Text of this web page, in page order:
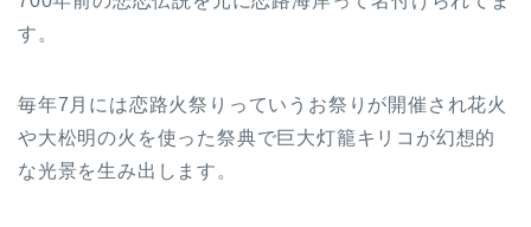
す。
毎年7月には恋路火祭りっていうお祭りが開催され花火
や大松明の火を使った祭典で巨大灯籠キリコが幻想的
な光景を生み出します。